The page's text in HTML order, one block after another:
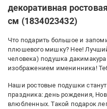
декоративная
см (1834023432)
Что подарить большое и
плюшевого мишку? Нее! Лучший
человека) подушка
изображением именинника!
Наши ростовые подушки
праздника: день рождения,
влюбленных. Такой подарок